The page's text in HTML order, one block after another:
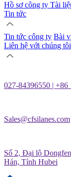
Hồ sơ công ty Tài
Tin tức
Tin tức công ty Bài
Liên hệ với chúng tôi
027-84396550 | +86
Sales@cfsilanes.com
Số 2, Đại lộ
Hán, Tỉnh Hubei